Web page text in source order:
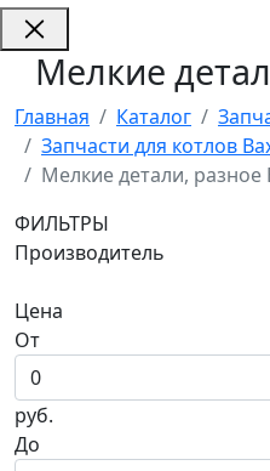
Мелкие
Главная Каталог
Запчасти для котлов
Мелкие детали, разное
ФИЛЬТРЫ
Производитель
Цена
От
руб.
До